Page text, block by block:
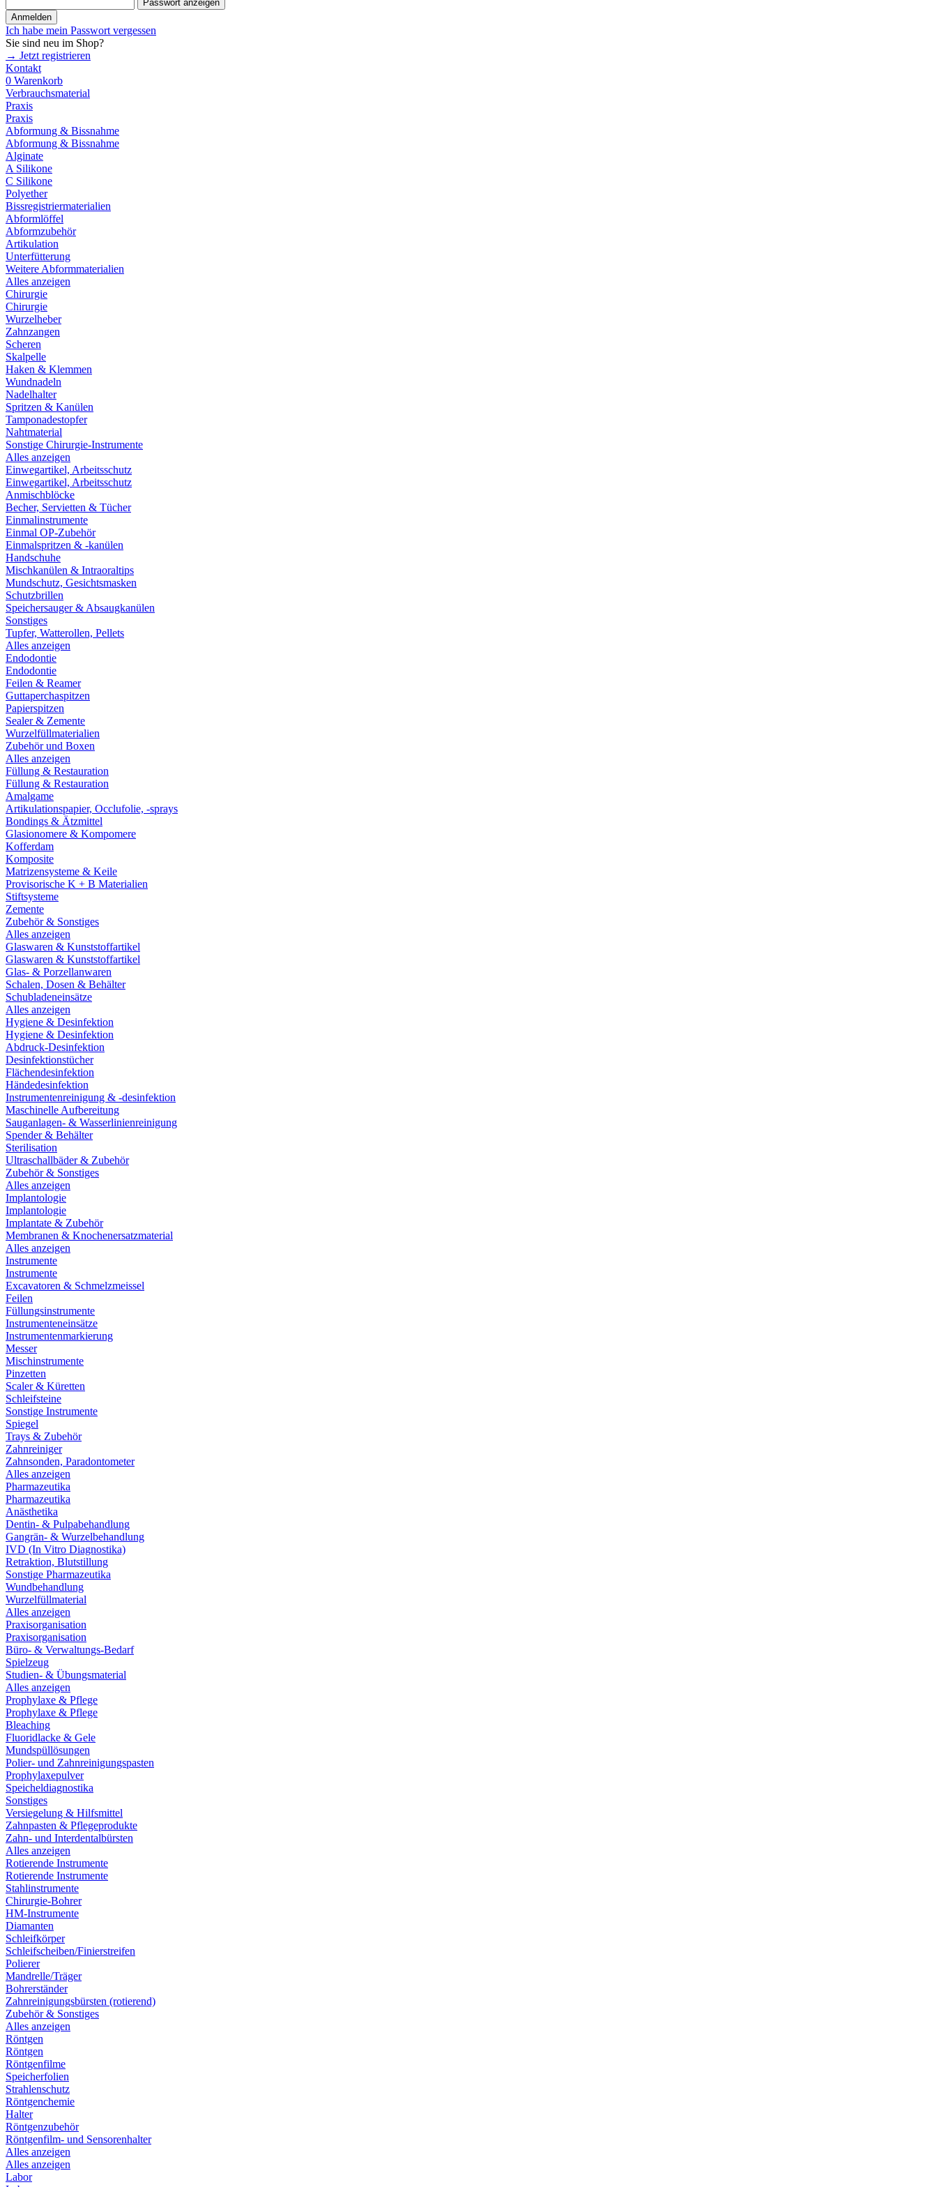
Passwort anzeigen
Anmelden
Ich habe mein Passwort vergessen
Sie sind neu im Shop?
→ Jetzt registrieren
Kontakt
0 Warenkorb
Verbrauchsmaterial
Praxis
Praxis
Abformung & Bissnahme
Abformung & Bissnahme
Alginate
A Silikone
C Silikone
Polyether
Bissregistriermaterialien
Abformlöffel
Abformzubehör
Artikulation
Unterfütterung
Weitere Abformmaterialien
Alles anzeigen
Chirurgie
Chirurgie
Wurzelheber
Zahnzangen
Scheren
Skalpelle
Haken & Klemmen
Wundnadeln
Nadelhalter
Spritzen & Kanülen
Tamponadestopfer
Nahtmaterial
Sonstige Chirurgie-Instrumente
Alles anzeigen
Einwegartikel, Arbeitsschutz
Einwegartikel, Arbeitsschutz
Anmischblöcke
Becher, Servietten & Tücher
Einmalinstrumente
Einmal OP-Zubehör
Einmalspritzen & -kanülen
Handschuhe
Mischkanülen & Intraoraltips
Mundschutz, Gesichtsmasken
Schutzbrillen
Speichersauger & Absaugkanülen
Sonstiges
Tupfer, Watterollen, Pellets
Alles anzeigen
Endodontie
Endodontie
Feilen & Reamer
Guttaperchaspitzen
Papierspitzen
Sealer & Zemente
Wurzelfüllmaterialien
Zubehör und Boxen
Alles anzeigen
Füllung & Restauration
Füllung & Restauration
Amalgame
Artikulationspapier, Occlufolie, -sprays
Bondings & Ätzmittel
Glasionomere & Kompomere
Kofferdam
Komposite
Matrizensysteme & Keile
Provisorische K + B Materialien
Stiftsysteme
Zemente
Zubehör & Sonstiges
Alles anzeigen
Glaswaren & Kunststoffartikel
Glaswaren & Kunststoffartikel
Glas- & Porzellanwaren
Schalen, Dosen & Behälter
Schubladeneinsätze
Alles anzeigen
Hygiene & Desinfektion
Hygiene & Desinfektion
Abdruck-Desinfektion
Desinfektionstücher
Flächendesinfektion
Händedesinfektion
Instrumentenreinigung & -desinfektion
Maschinelle Aufbereitung
Sauganlagen- & Wasserlinienreinigung
Spender & Behälter
Sterilisation
Ultraschallbäder & Zubehör
Zubehör & Sonstiges
Alles anzeigen
Implantologie
Implantologie
Implantate & Zubehör
Membranen & Knochenersatzmaterial
Alles anzeigen
Instrumente
Instrumente
Excavatoren & Schmelzmeissel
Feilen
Füllungsinstrumente
Instrumenteneinsätze
Instrumentenmarkierung
Messer
Mischinstrumente
Pinzetten
Scaler & Küretten
Schleifsteine
Sonstige Instrumente
Spiegel
Trays & Zubehör
Zahnreiniger
Zahnsonden, Paradontometer
Alles anzeigen
Pharmazeutika
Pharmazeutika
Anästhetika
Dentin- & Pulpabehandlung
Gangrän- & Wurzelbehandlung
IVD (In Vitro Diagnostika)
Retraktion, Blutstillung
Sonstige Pharmazeutika
Wundbehandlung
Wurzelfüllmaterial
Alles anzeigen
Praxisorganisation
Praxisorganisation
Büro- & Verwaltungs-Bedarf
Spielzeug
Studien- & Übungsmaterial
Alles anzeigen
Prophylaxe & Pflege
Prophylaxe & Pflege
Bleaching
Fluoridlacke & Gele
Mundspüllösungen
Polier- und Zahnreinigungspasten
Prophylaxepulver
Speicheldiagnostika
Sonstiges
Versiegelung & Hilfsmittel
Zahnpasten & Pflegeprodukte
Zahn- und Interdentalbürsten
Alles anzeigen
Rotierende Instrumente
Rotierende Instrumente
Stahlinstrumente
Chirurgie-Bohrer
HM-Instrumente
Diamanten
Schleifkörper
Schleifscheiben/Finierstreifen
Polierer
Mandrelle/Träger
Bohrerständer
Zahnreinigungsbürsten (rotierend)
Zubehör & Sonstiges
Alles anzeigen
Röntgen
Röntgen
Röntgenfilme
Speicherfolien
Strahlenschutz
Röntgenchemie
Halter
Röntgenzubehör
Röntgenfilm- und Sensorenhalter
Alles anzeigen
Alles anzeigen
Labor